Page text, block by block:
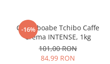
-16%
Cafea boabe Tchibo Caffe
Crema INTENSE, 1kg
101,00 RON
84,99 RON